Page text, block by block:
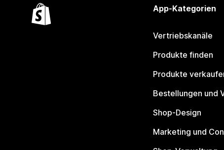
App-Kategorien
Vertriebskanäle
Produkte finden
Produkte
Bestellungen und
Shop-Design
Marketing und